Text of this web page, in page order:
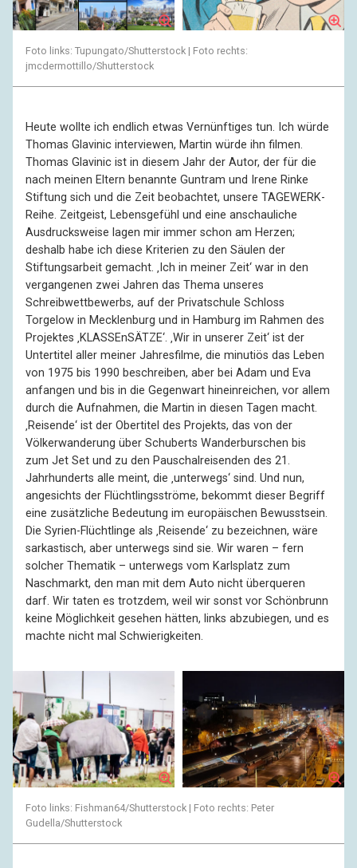
Foto links: Tupungato/Shutterstock | Foto rechts:
jmcdermottillo/Shutterstock
Heute wollte ich endlich etwas Vernünftiges tun. Ich würde
Thomas Glavinic interviewen, Martin würde ihn filmen.
Thomas Glavinic ist in diesem Jahr der Autor, der für die
nach meinen Eltern benannte Guntram und Irene Rinke
Stiftung sich und die Zeit beobachtet, unsere TAGEWERK-
Reihe. Zeitgeist, Lebensgefühl und eine anschauliche
Ausdrucksweise lagen mir immer schon am Herzen;
deshalb habe ich diese Kriterien zu den Säulen der
Stiftungsarbeit gemacht. ‚Ich in meiner Zeit‘ war in den
vergangenen zwei Jahren das Thema unseres
Schreibwettbewerbs, auf der Privatschule Schloss
Torgelow in Mecklenburg und in Hamburg im Rahmen des
Projektes ‚KLASSEnSÄTZE‘. ‚Wir in unserer Zeit‘ ist der
Untertitel aller meiner Jahresfilme, die minutiös das Leben
von 1975 bis 1990 beschreiben, aber bei Adam und Eva
anfangen und bis in die Gegenwart hineinreichen, vor allem
durch die Aufnahmen, die Martin in diesen Tagen macht.
‚Reisende‘ ist der Obertitel des Projekts, das von der
Völkerwanderung über Schuberts Wanderburschen bis
zum Jet Set und zu den Pauschalreisenden des 21.
Jahrhunderts alle meint, die ‚unterwegs‘ sind. Und nun,
angesichts der Flüchtlingsströme, bekommt dieser Begriff
eine zusätzliche Bedeutung im europäischen Bewusstsein.
Die Syrien-Flüchtlinge als ‚Reisende‘ zu bezeichnen, wäre
sarkastisch, aber unterwegs sind sie. Wir waren – fern
solcher Thematik – unterwegs vom Karlsplatz zum
Naschmarkt, den man mit dem Auto nicht überqueren
darf. Wir taten es trotzdem, weil wir sonst vor Schönbrunn
keine Möglichkeit gesehen hätten, links abzubiegen, und es
machte nicht mal Schwierigkeiten.
Foto links: Fishman64/Shutterstock | Foto rechts: Peter
Gudella/Shutterstock